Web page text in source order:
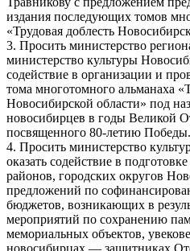
издания последующих томов
«Трудовая доблесть
3. Просить министерство
министерство культуры
содействие в организации и
тома многотомного альманаха
Новосибирской области» под
новосибирцев в годы Великой
посвященного 80-летию Победы.
4. Просить министерство
оказать содействие в
районов, городских округов
предложений по
бюджетов, возникающих в
мероприятий по сохранению
мемориальных объектов,
новосибирцах — защитниках